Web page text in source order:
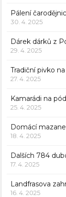
Pálení čarodějnic
30. 4. 2025
Dárek dárků z
29. 4. 2025
Tradiční pivko
27. 4. 2025
Kamarádi na
25. 4. 2025
Domácí
18. 4. 2025
Dalších 784
17. 4. 2025
Landfrasova
16. 4. 2025